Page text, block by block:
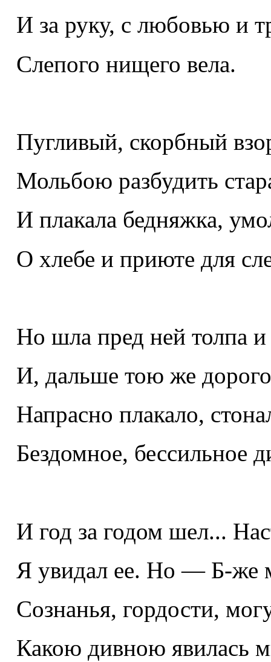
И за руку, с любовью и
Слепого нищего вела.
Пугливый, скорбный
Мольбою разбудить
И плакала бедняжка,
О хлебе и приюте для
Но шла пред ней толпа
И, дальше тою же
Напрасно плакало,
Бездомное, бессильное
И год за годом шел...
Я увидал ее. Но — Б-же
Сознанья, гордости,
Какою дивною явилась